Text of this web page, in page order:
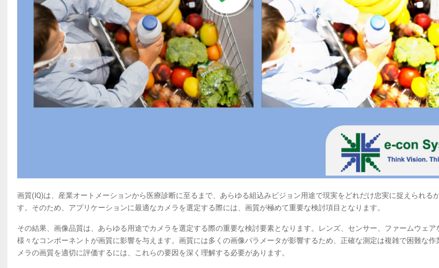
画質(IQ)は、産業オートメーションから医療診断に至るまで、あらゆる組込みビジョン用途で現実をどれだけ忠実に捉えられる
す。そのため、アプリケーションに最適なカメラを選定する際には、画質が極めて重要な検討項目となります。
その結果、画像品質は、あらゆる用途でカメラを選定する際の重要な検討要素となります。レンズ、センサー、ファームウェア
様々なコンポーネントが画質に影響を与えます。画質には多くの画像パラメータが影響するため、正確な測定は複雑で困難な作
メラの画質を適切に評価するには、これらの要因を深く理解する必要があります。